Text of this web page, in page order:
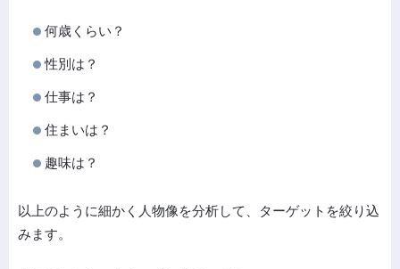
何歳くらい？
性別は？
仕事は？
住まいは？
趣味は？
以上のように細かく人物像を分析して、ターゲットを絞り込
みます。